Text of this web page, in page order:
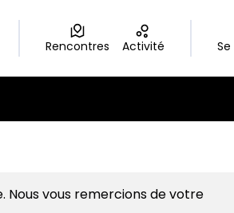
Rencontres Activité
vous remercions de votre